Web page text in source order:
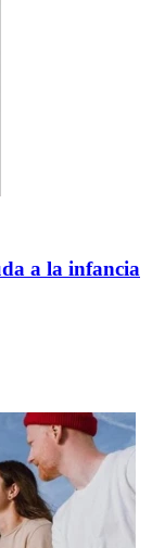
a la infancia